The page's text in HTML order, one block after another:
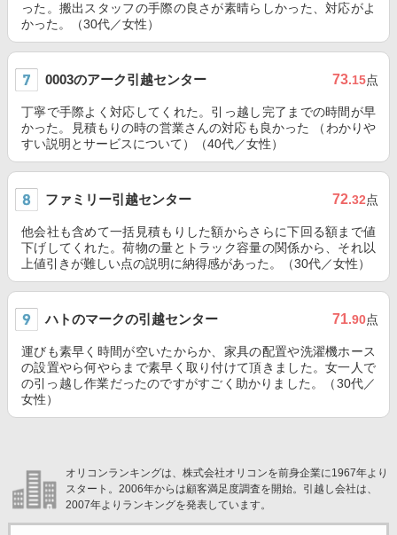
った。搬出スタッフの手際の良さが素晴らしかった、対応がよ
かった。（30代／女性）
0003のアーク引越センター 73.15点
丁寧で手際よく対応してくれた。引っ越し完了までの時間が早
かった。見積もりの時の営業さんの対応も良かった （わかりや
すい説明とサービスについて）（40代／女性）
ファミリー引越センター 72.32点
他会社も含めて一括見積もりした額からさらに下回る額まで値
下げしてくれた。荷物の量とトラック容量の関係から、それ以
上値引きが難しい点の説明に納得感があった。（30代／女性）
ハトのマークの引越センター 71.90点
運びも素早く時間が空いたからか、家具の配置や洗濯機ホース
の設置やら何やらまで素早く取り付けて頂きました。女一人で
の引っ越し作業だったのですがすごく助かりました。（30代／
女性）
オリコンランキングは、株式会社オリコンを前身企業に1967年より
スタート。2006年からは顧客満足度調査を開始。引越し会社は、
2007年よりランキングを発表しています。